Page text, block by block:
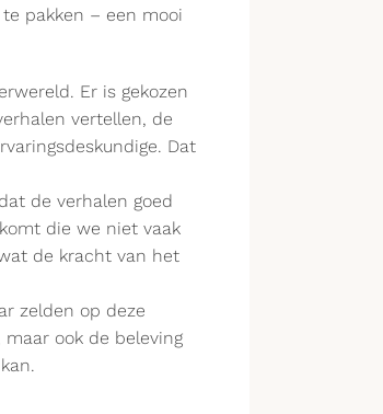
pakken – een mooi
Er is gekozen
vertellen, de
Dat
de verhalen goed
die we niet vaak
de kracht van het
zelden op deze
ook de beleving